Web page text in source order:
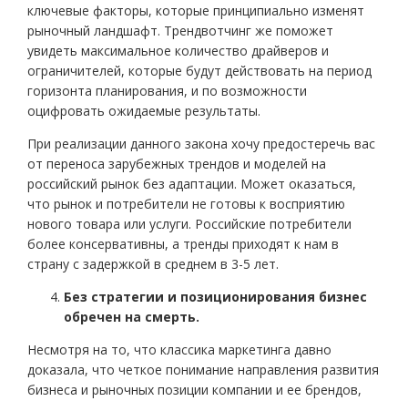
ключевые факторы, которые принципиально изменят
рыночный ландшафт. Трендвотчинг же поможет
увидеть максимальное количество драйверов и
ограничителей, которые будут действовать на период
горизонта планирования, и по возможности
оцифровать ожидаемые результаты.
При реализации данного закона хочу предостеречь вас
от переноса зарубежных трендов и моделей на
российский рынок без адаптации. Может оказаться,
что рынок и потребители не готовы к восприятию
нового товара или услуги. Российские потребители
более консервативны, а тренды приходят к нам в
страну с задержкой в среднем в 3-5 лет.
Без стратегии и позиционирования бизнес
обречен на смерть.
Несмотря на то, что классика маркетинга давно
доказала, что четкое понимание направления развития
бизнеса и рыночных позиции компании и ее брендов,